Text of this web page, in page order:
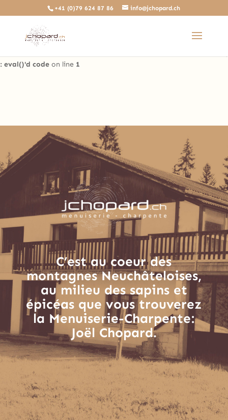
Deprecated: The predefined locally scoped $http_response_header
variable is deprecated, call http_get_last_response_headers()
instead in
: eval()'d code on line 1
+41 (0)79 624 87 86 info@jchopard.ch
C’est au coeur des
montagnes Neuchâteloises,
au milieu des sapins et
épicéas que vous trouverez
la Menuiserie-Charpente:
Joël Chopard.